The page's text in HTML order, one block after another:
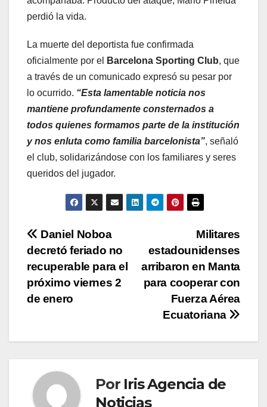
perdió la vida.
La muerte del deportista fue confirmada
oficialmente por el
Barcelona Sporting Club, que
a través de un comunicado expresó su pesar por
lo ocurrido. “Esta lamentable noticia nos
mantiene profundamente consternados a
todos quienes formamos parte de la institución
y nos enluta como familia barcelonista”, señaló
el club, solidarizándose con los familiares y seres
queridos del jugador.
Navegación
de
entradas
Militares
estadounidenses
arribaron en Manta
para cooperar con
Fuerza Aérea
Ecuatoriana
Daniel Noboa
decretó feriado no
recuperable para el
próximo viernes 2
de enero
Por Iris Agencia de
Noticias